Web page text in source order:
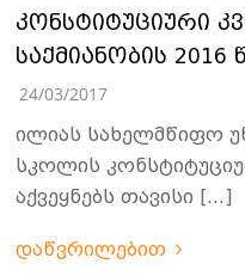
კონსტიტუციური
საქმიანობის 2016
24/03/2017
ილიას სახელმწიფო
სკოლის
აქვეყნებს თავისი […]
დაწვრილებით